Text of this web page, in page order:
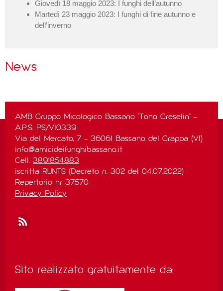
News
Giovedì 18 maggio 2023: I funghi dell’autunno
Martedì 23 maggio 2023: I funghi di fine autunno e
dell’inverno
AMB Gruppo Micologico Bassano "Tono Greselin" -
A.P.S. PS/VI0339
Via del Mercato, 7 - 36061 Bassano del Grappa (VI)
info@amicideifunghibassano.it
Cell. 3891854883
iscritta RUNTS (Decreto n. 302 del 04.07.2022)
Repertorio nr 37570
Privacy Policy
Sito realizzato gratuitamente da: